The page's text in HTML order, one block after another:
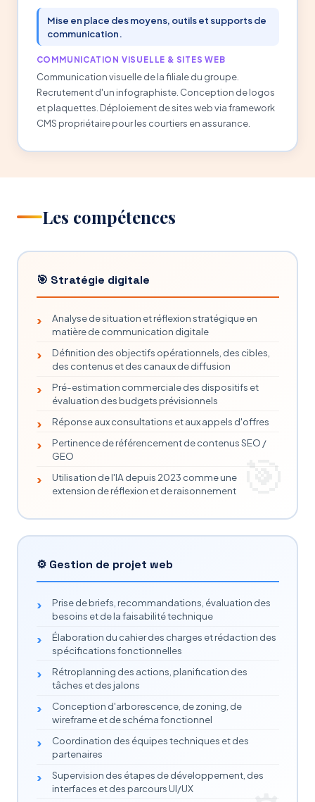
Mise en place des moyens, outils et supports de
communication.
COMMUNICATION VISUELLE & SITES WEB
Communication visuelle de la filiale du groupe.
Recrutement d'un infographiste. Conception de logos
et plaquettes. Déploiement de sites web via framework
CMS propriétaire pour les courtiers en assurance.
Les compétences
🎯 Stratégie digitale
Analyse de situation et réflexion stratégique en
matière de communication digitale
Définition des objectifs opérationnels, des cibles,
des contenus et des canaux de diffusion
Pré-estimation commerciale des dispositifs et
évaluation des budgets prévisionnels
Réponse aux consultations et aux appels d'offres
Pertinence de référencement de contenus SEO /
GEO
Utilisation de l'IA depuis 2023 comme une
extension de réflexion et de raisonnement
⚙️ Gestion de projet web
Prise de briefs, recommandations, évaluation des
besoins et de la faisabilité technique
Élaboration du cahier des charges et rédaction des
spécifications fonctionnelles
Rétroplanning des actions, planification des
tâches et des jalons
Conception d'arborescence, de zoning, de
wireframe et de schéma fonctionnel
Coordination des équipes techniques et des
partenaires
Supervision des étapes de développement, des
interfaces et des parcours UI/UX